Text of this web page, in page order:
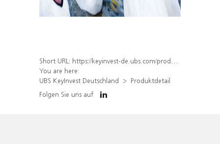
Short URL: https://keyinvest-de.ubs.com/produkt/detail/index/isin/DE000WA6A406
You are here:
UBS KeyInvest Deutschland
Produktdetail
Folgen Sie uns auf